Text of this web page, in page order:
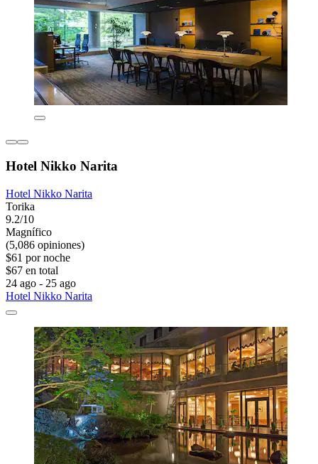
Hotel Nikko Narita
Hotel Nikko Narita
Torika
9.2/10
Magnífico
(5,086 opiniones)
$61 por noche
$67 en total
24 ago - 25 ago
Hotel Nikko Narita